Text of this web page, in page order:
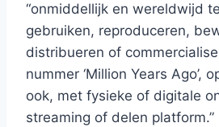
“onmiddellijk en wereldwijd
gebruiken, reproduceren,
distribueren of
nummer ‘Million Years Ago’,
ook, met fysieke of digitale
streaming of delen platform.”